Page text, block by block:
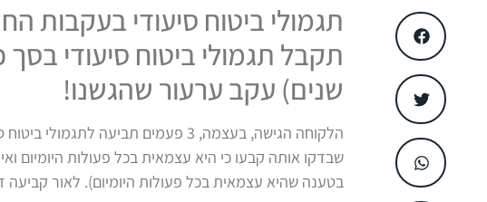
תגמולי ביטוח סיעודי
שנים) עקב ערעור שהגשנו!
בטענה שהיא עצמאית בכל פעולות היומיום). לאור קביעה זו, כמובן ש – 3